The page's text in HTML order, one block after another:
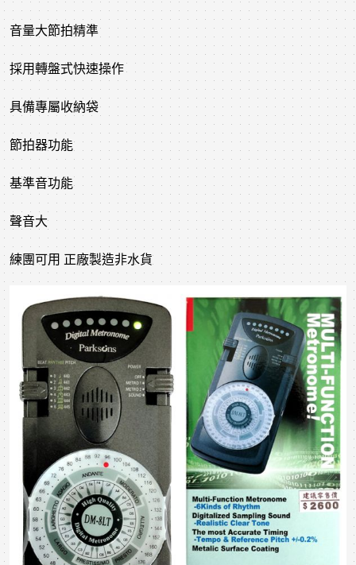
音量大節拍精準
採用轉盤式快速操作
具備專屬收納袋
節拍器功能
基準音功能
聲音大
練團可用 正廠製造非水貨